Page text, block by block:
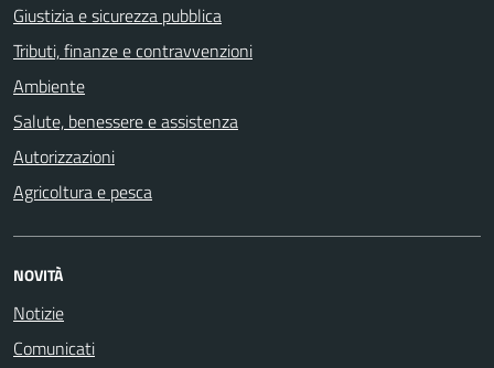
Giustizia e sicurezza pubblica
Tributi, finanze e contravvenzioni
Ambiente
Salute, benessere e assistenza
Autorizzazioni
Agricoltura e pesca
NOVITÀ
Notizie
Comunicati